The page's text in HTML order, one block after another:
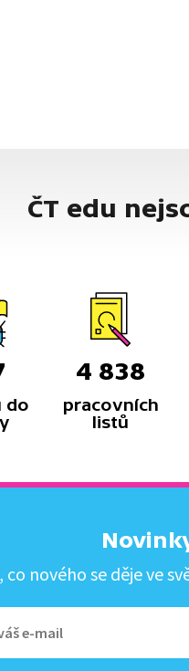
ČT edu
do
4 838
pracovních
listů
co nového se děje ve